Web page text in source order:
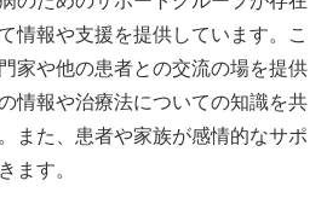
情報や支援を提供しています。こ
家や他の患者との交流の場を提供
情報や治療法についての知識を共
また、患者や家族が感情的なサポ
ます。